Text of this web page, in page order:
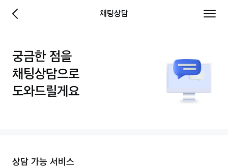
당신에게 좋은보험 - 삼성화재
채팅상담 전체
이전 페이지로 이동
궁금한 점을
채팅상담으로
도와드릴게요
상담 가능 서비스